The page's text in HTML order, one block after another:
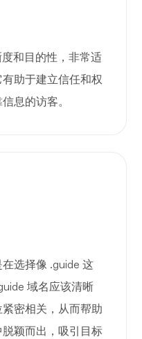
和目的性，非常适
助于建立信任和权
息的访客。
选择像 .guide 这
域名应该清晰
密相关，从而帮助
颖而出，吸引目标